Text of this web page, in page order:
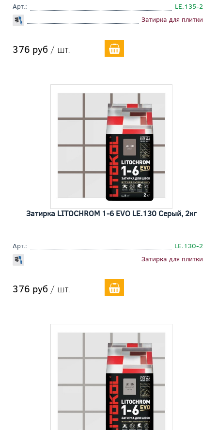
Арт.:
LE.135-2
Затирка для плитки
376 руб / шт.
Затирка LITOCHROM 1-6 EVO LE.130 Серый, 2кг
Арт.:
LE.130-2
Затирка для плитки
376 руб / шт.